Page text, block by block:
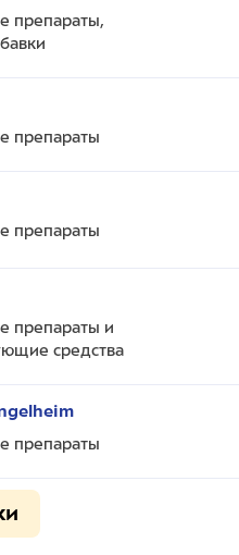
препараты,
препараты
препараты
препараты и
средства
препараты